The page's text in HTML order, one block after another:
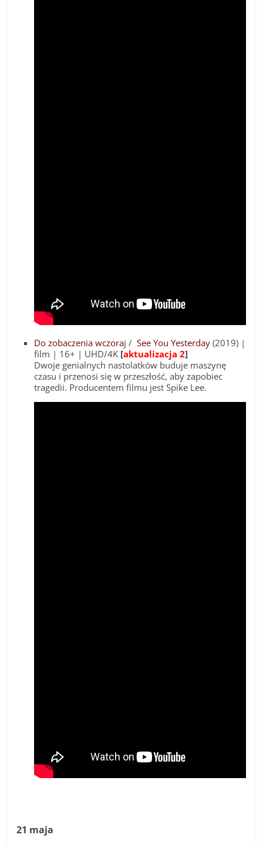
Do zobaczenia wczoraj / See You Yesterday (2019) |
film | 16+ | UHD/4K [aktualizacja 2]
Dwoje genialnych nastolatków buduje maszynę
czasu i przenosi się w przeszłość, aby zapobiec
tragedii. Producentem filmu jest Spike Lee.
21 maja